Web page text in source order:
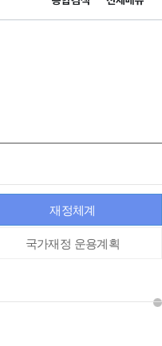
재정체계
국가재정 운용계획